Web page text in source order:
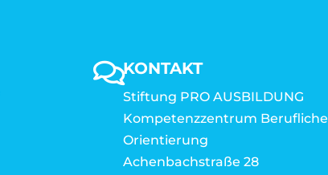
KONTAKT
Stiftung PRO AUSBILDUNG
Kompetenzzentrum Berufliche
Orientierung
Achenbachstraße 28